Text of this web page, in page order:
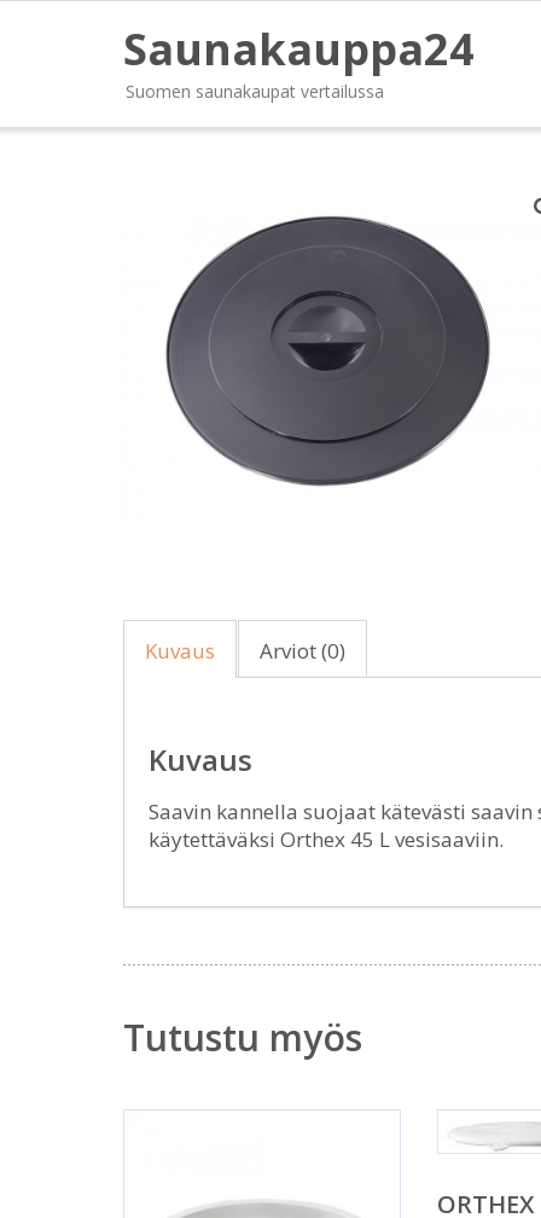
Saunakauppa24
Suomen saunakaupat vertailussa
Kuvaus Arviot (0)
Kuvaus
Saavin kannella suojaat kätevästi
käytettäväksi Orthex 45 L vesisaaviin.
Tutustu myös